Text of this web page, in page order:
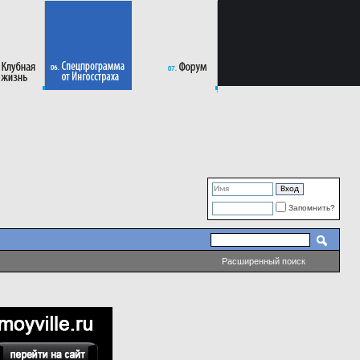
Запомнить?
Расширенный поиск